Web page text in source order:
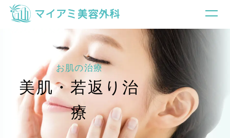
お肌の治療
美肌・若返り治
療